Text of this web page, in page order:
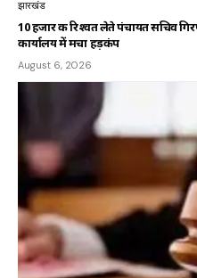
झारखंड
10 हजार की रिश्वत लेते पंचायत सचिव
कार्यालय में मचा हड़कंप
August 6, 2026